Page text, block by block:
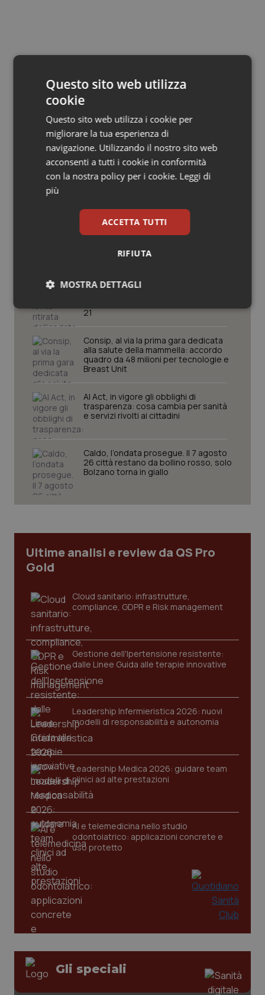
Tumore al seno
Tumore ovarico
Tumori del Polmone & Testa Collo
Tumori gastrointestinali
Ulcera & Reflusso
27 Gennaio 2017
© Riproduzione riservata
Potrebbe interessarti in
Caldo, segnali di lenta ritirata
21
Consip, al via la prima gara dedicata
alla salute della mammella: accordo
quadro da 48 milioni per tecnologie e
Breast Unit
AI Act, in vigore gli obblighi di
trasparenza: cosa cambia per sanità
e servizi rivolti ai cittadini
Caldo, l’ondata prosegue. Il 7 agosto
26 città restano da bollino rosso, solo
Bolzano torna in giallo
Ultime analisi e review da QS Pro
Gold
Cloud sanitario: infrastrutture,
compliance, GDPR e Risk management
Gestione dell'Ipertensione resistente:
dalle Linee Guida alle terapie innovative
Leadership Infermieristica 2026: nuovi
modelli di responsabilità e autonomia
Leadership Medica 2026: guidare team
clinici ad alte prestazioni
AI e telemedicina nello studio
odontoiatrico: applicazioni concrete e
uso protetto
Gli speciali
Questo sito web utilizza
cookie
Questo sito web utilizza i cookie per
migliorare la tua esperienza di
navigazione. Utilizzando il nostro sito web
acconsenti a tutti i cookie in conformità
con la nostra policy per i cookie. Leggi di
più
ACCETTA TUTTI
RIFIUTA
MOSTRA DETTAGLI
Necessari Statistici Marketing
Necessari Statistici Marketing
I cookie necessari contribuiscono a rendere fruibile il
sito web abilitandone funzionalità di base quali la
navigazione sulle pagine e l'accesso alle aree
funzionare correttamente senza questi cookie.
Nome
Fornitore
VISITOR_PRIVACY_METADATA
CookieScriptConsent
tracking-sites-ironfish-
tracking-enable
www.quotidianosanita.it
tracking-sites-ironfish-
session-id
www.quotidianosanita.it
_ga
.quotidianosanita.it